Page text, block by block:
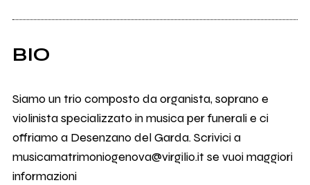
BIO
Siamo un trio composto da organista, soprano e
violinista specializzato in musica per funerali e ci
offriamo a Desenzano del Garda. Scrivici a
musicamatrimoniogenova@virgilio.it se vuoi maggiori
informazioni